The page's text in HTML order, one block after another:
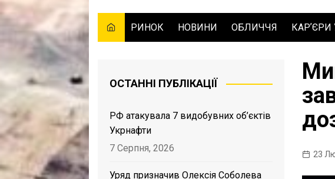
РИНОК НОВИНИ ОБЛИЧЧЯ КАРʼЄРИ
23
ОСТАННІ ПУБЛІКАЦІЇ
РФ атакувала 7 видобувних об’єктів
Укрнафти
7 Серпня, 2026
Уряд призначив Олексія Соболева